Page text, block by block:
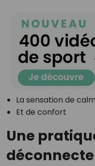
La sensation de
Et de confort
Une